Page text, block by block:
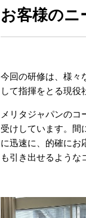
お客様のニ
今回の研修は、様々
して指揮をとる現役
メリタジャパンの
受けしています。
に迅速に、的確にお
も引き出せるような